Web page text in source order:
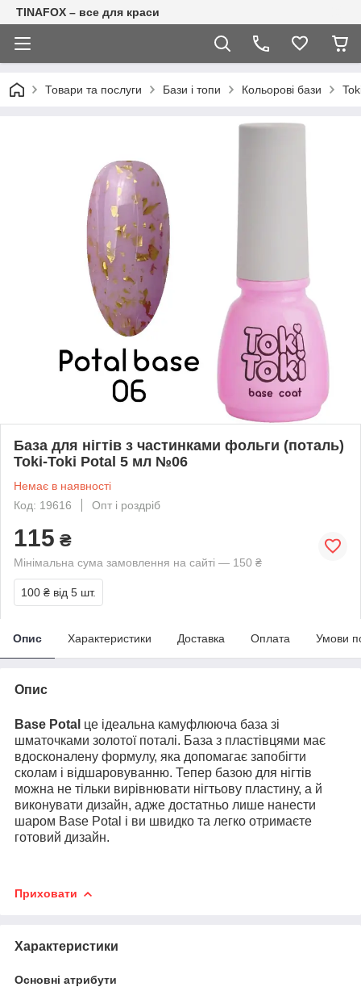
TINAFOX – все для краси
Товари та послуги Бази і топи Кольорові бази
База для нігтів з частинками фольги (поталь)
Toki-Toki Potal 5 мл №06
Немає в наявності
Код: 19616
Опт і роздріб
115 ₴
Мінімальна сума замовлення на сайті — 150 ₴
100 ₴ від 5 шт.
Опис Характеристики Доставка Оплата Умови
Опис
Base Potal це ідеальна камуфлююча база зі
шматочками золотої поталі. База з пластівцями має
вдосконалену формулу, яка допомагає запобігти
сколам і відшаровуванню. Тепер базою для нігтів
можна не тільки вирівнювати нігтьову пластину, а й
виконувати дизайн, адже достатньо лише нанести
шаром Base Potal і ви швидко та легко отримаєте
готовий дизайн.
Приховати
Характеристики
Основні атрибути